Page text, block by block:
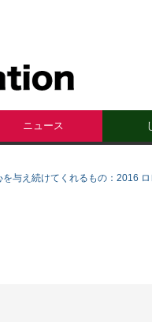
ニュース
を与え続けてくれるもの：2016